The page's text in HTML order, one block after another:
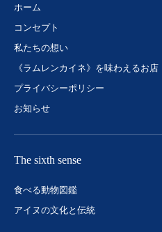
ホーム
コンセプト
私たちの想い
《ラムレンカイネ》を味わえるお店
プライバシーポリシー
お知らせ
The sixth sense
食べる動物図鑑
アイヌの文化と伝統